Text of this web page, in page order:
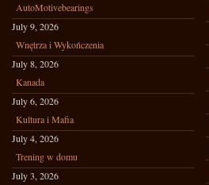
AutoMotivebearings
July 9, 2026
Wnętrza i Wykończenia
July 8, 2026
Kanada
July 6, 2026
Kultura i Mafia
July 4, 2026
Trening w domu
July 3, 2026